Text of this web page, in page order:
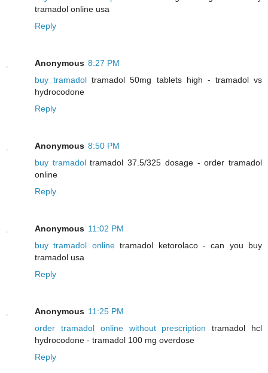
tramadol online usa
Reply
Anonymous 8:27 PM
buy tramadol tramadol 50mg tablets high - tramadol vs
hydrocodone
Reply
Anonymous 8:50 PM
buy tramadoltramadol 37.5/325 dosage - order tramadol
online
Reply
Anonymous 11:02 PM
buy tramadol onlinetramadol ketorolaco - can you buy
tramadol usa
Reply
Anonymous 11:25 PM
order tramadol online without prescription tramadol hcl
hydrocodone - tramadol 100 mg overdose
Reply